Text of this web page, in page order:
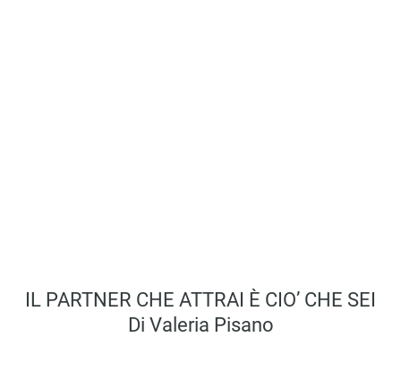
IL PARTNER CHE ATTRAI È CIO’ CHE SEI
Di Valeria Pisano